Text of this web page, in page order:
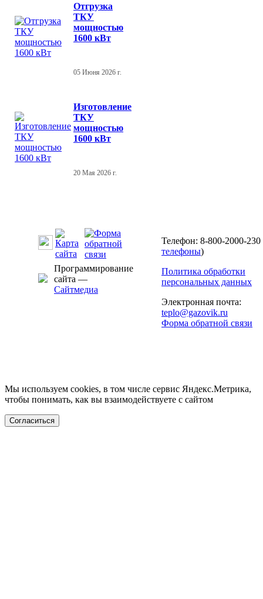
Отгрузка
ТКУ
мощностью
1600 кВт
05 Июня 2026 г.
Изготовление
ТКУ
мощностью
1600 кВт
20 Мая 2026 г.
Программирование
сайта —
Сайтмедиа
Телефон: 8-800-2000-230
телефоны)
Политика обработки
персональных данных
Электронная почта:
teplo@gazovik.ru
Форма обратной связи
Мы используем cookies, в том числе сервис Яндекс.Метрика,
чтобы понимать, как вы взаимодействуете с сайтом
Согласиться